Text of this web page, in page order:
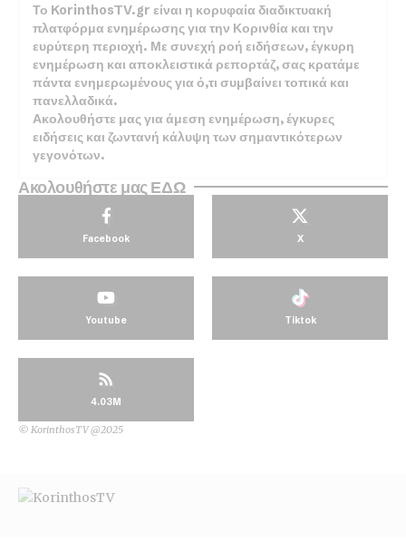
Το KorinthosTV.gr είναι η κορυφαία διαδικτυακή
πλατφόρμα ενημέρωσης για την Κορινθία και την
ευρύτερη περιοχή. Με συνεχή ροή ειδήσεων, έγκυρη
ενημέρωση και αποκλειστικά ρεπορτάζ, σας κρατάμε
πάντα ενημερωμένους για ό,τι συμβαίνει τοπικά και
πανελλαδικά.
Ακολουθήστε μας για άμεση ενημέρωση, έγκυρες
ειδήσεις και ζωντανή κάλυψη των σημαντικότερων
γεγονότων.
Ακολουθήστε μας ΕΔΩ
Facebook X
Youtube Tiktok
4.03M
© KorinthosTV @2025